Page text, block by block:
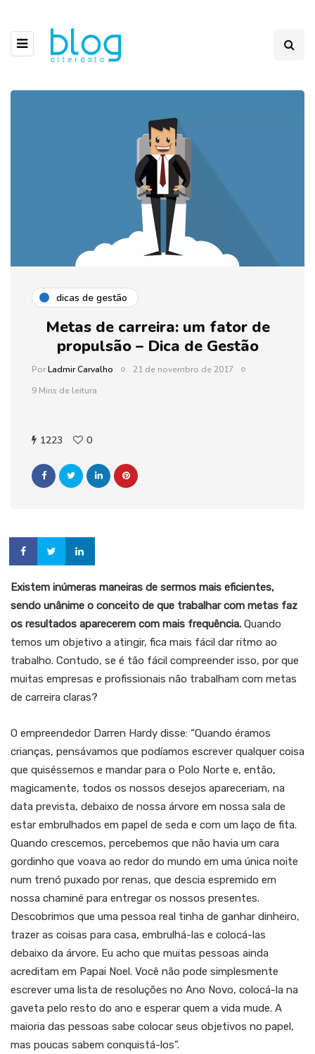
dicas de gestão
Metas de carreira: um fator de
propulsão – Dica de Gestão
PorLadmir Carvalho
21 de novembro de 2017
9 Mins de leitura
1223 0
Existem inúmeras maneiras de sermos mais eficientes,
sendo unânime o conceito de que trabalhar com metas faz
os resultados aparecerem com mais frequência. Quando
temos um objetivo a atingir, fica mais fácil dar ritmo ao
trabalho. Contudo, se é tão fácil compreender isso, por que
muitas empresas e profissionais não trabalham com metas
de carreira claras?
O empreendedor Darren Hardy disse: “Quando éramos
crianças, pensávamos que podíamos escrever qualquer coisa
que quiséssemos e mandar para o Polo Norte e, então,
magicamente, todos os nossos desejos apareceriam, na
data prevista, debaixo de nossa árvore em nossa sala de
estar embrulhados em papel de seda e com um laço de fita.
Quando crescemos, percebemos que não havia um cara
gordinho que voava ao redor do mundo em uma única noite
num trenó puxado por renas, que descia espremido em
nossa chaminé para entregar os nossos presentes.
Descobrimos que uma pessoa real tinha de ganhar dinheiro,
trazer as coisas para casa, embrulhá-las e colocá-las
debaixo da árvore. Eu acho que muitas pessoas ainda
acreditam em Papai Noel. Você não pode simplesmente
escrever uma lista de resoluções no Ano Novo, colocá-la na
gaveta pelo resto do ano e esperar quem a vida mude. A
maioria das pessoas sabe colocar seus objetivos no papel,
mas poucas sabem conquistá-los”.